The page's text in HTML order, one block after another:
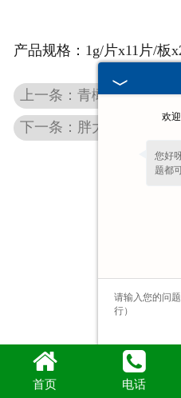
产品规格： 1g/片x11片/板
上一条：青橄榄薄荷糖片
下一条：胖大海罗汉果糖
首页 电话
欢
您好
题都